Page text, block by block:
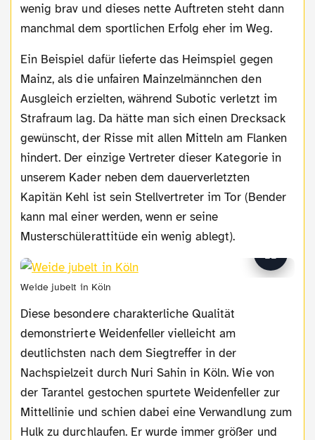
wenig brav und dieses nette Auftreten steht dann
manchmal dem sportlichen Erfolg eher im Weg.
Ein Beispiel dafür lieferte das Heimspiel gegen
Mainz, als die unfairen Mainzelmännchen den
Ausgleich erzielten, während Subotic verletzt im
Strafraum lag. Da hätte man sich einen Drecksack
gewünscht, der Risse mit allen Mitteln am Flanken
hindert. Der einzige Vertreter dieser Kategorie in
unserem Kader neben dem dauerverletzten
Kapitän Kehl ist sein Stellvertreter im Tor (Bender
kann mal einer werden, wenn er seine
Musterschülerattitüde ein wenig ablegt).
Weide jubelt in Köln
Diese besondere charakterliche Qualität
demonstrierte Weidenfeller vielleicht am
deutlichsten nach dem Siegtreffer in der
Nachspielzeit durch Nuri Sahin in Köln. Wie von
der Tarantel gestochen spurtete Weidenfeller zur
Mittellinie und schien dabei eine Verwandlung zum
Hulk zu durchlaufen. Er wurde immer größer und